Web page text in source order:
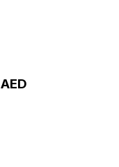
المزيد من الرسوم البيانية المباشرة AED